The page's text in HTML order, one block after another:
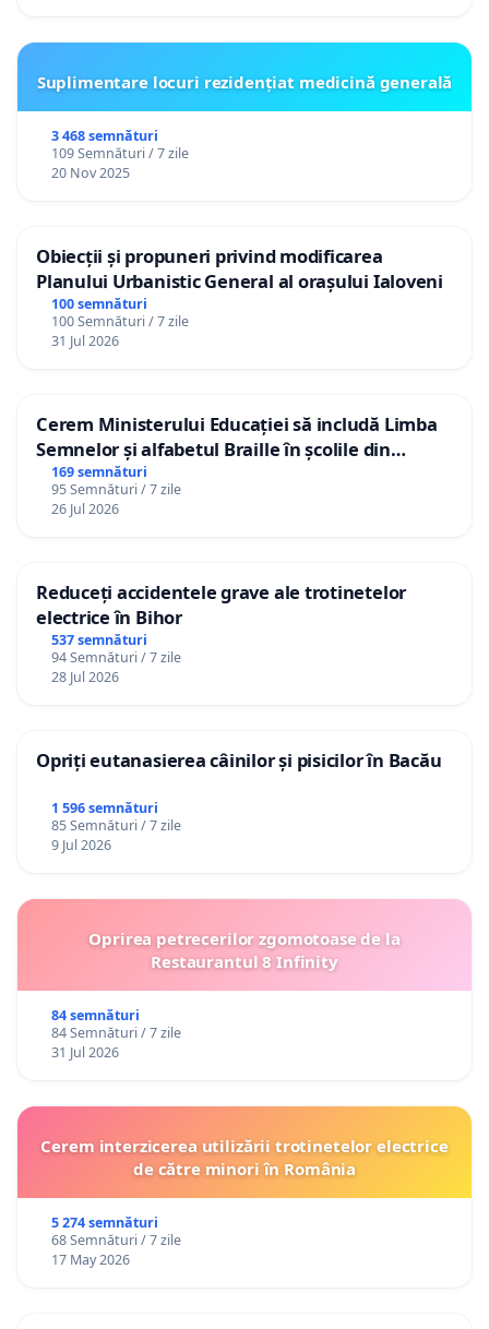
Suplimentare locuri rezidențiat medicină generală
3 468 semnături
109 Semnături / 7 zile
20 Nov 2025
Obiecții și propuneri privind modificarea
Planului Urbanistic General al orașului Ialoveni
100 semnături
100 Semnături / 7 zile
31 Jul 2026
Cerem Ministerului Educației să includă Limba
Semnelor și alfabetul Braille în școlile din
Republica Moldova!
169 semnături
95 Semnături / 7 zile
26 Jul 2026
Reduceți accidentele grave ale trotinetelor
electrice în Bihor
537 semnături
94 Semnături / 7 zile
28 Jul 2026
Opriți eutanasierea câinilor și pisicilor în Bacău
1 596 semnături
85 Semnături / 7 zile
9 Jul 2026
Oprirea petrecerilor zgomotoase de la
Restaurantul 8 Infinity
84 semnături
84 Semnături / 7 zile
31 Jul 2026
Cerem interzicerea utilizării trotinetelor electrice
de către minori în România
5 274 semnături
68 Semnături / 7 zile
17 May 2026